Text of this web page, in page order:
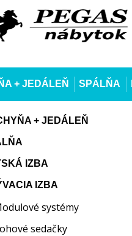
+ JEDÁLEŇ SPÁLŇA
+ JEDÁLEŇ
IZBA
IZBA
systémy
sedačky